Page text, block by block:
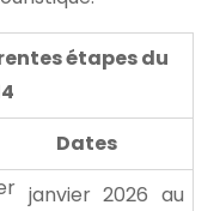
étapes du
Dates
janvier 2026 au